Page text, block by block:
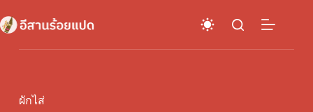
to
content
ผักไส่